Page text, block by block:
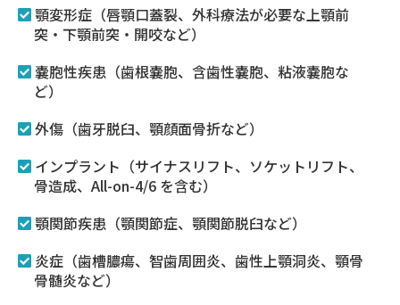
顎変形症（唇顎口蓋裂、外科療法が必要な上顎前
突・下顎前突・開咬など）
嚢胞性疾患（歯根嚢胞、含歯性嚢胞、粘液嚢胞な
ど）
外傷（歯牙脱臼、顎顔面骨折など）
インプラント（サイナスリフト、ソケットリフト、
骨造成、All-on-4/6 を含む）
顎関節疾患（顎関節症、顎関節脱臼など）
炎症（歯槽膿瘍、智歯周囲炎、歯性上顎洞炎、顎骨
骨髄炎など）